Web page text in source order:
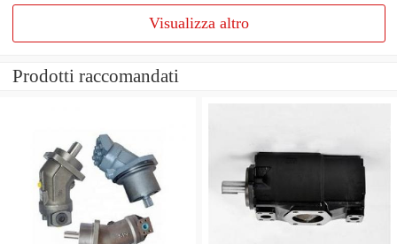
Visualizza altro
Prodotti raccomandati